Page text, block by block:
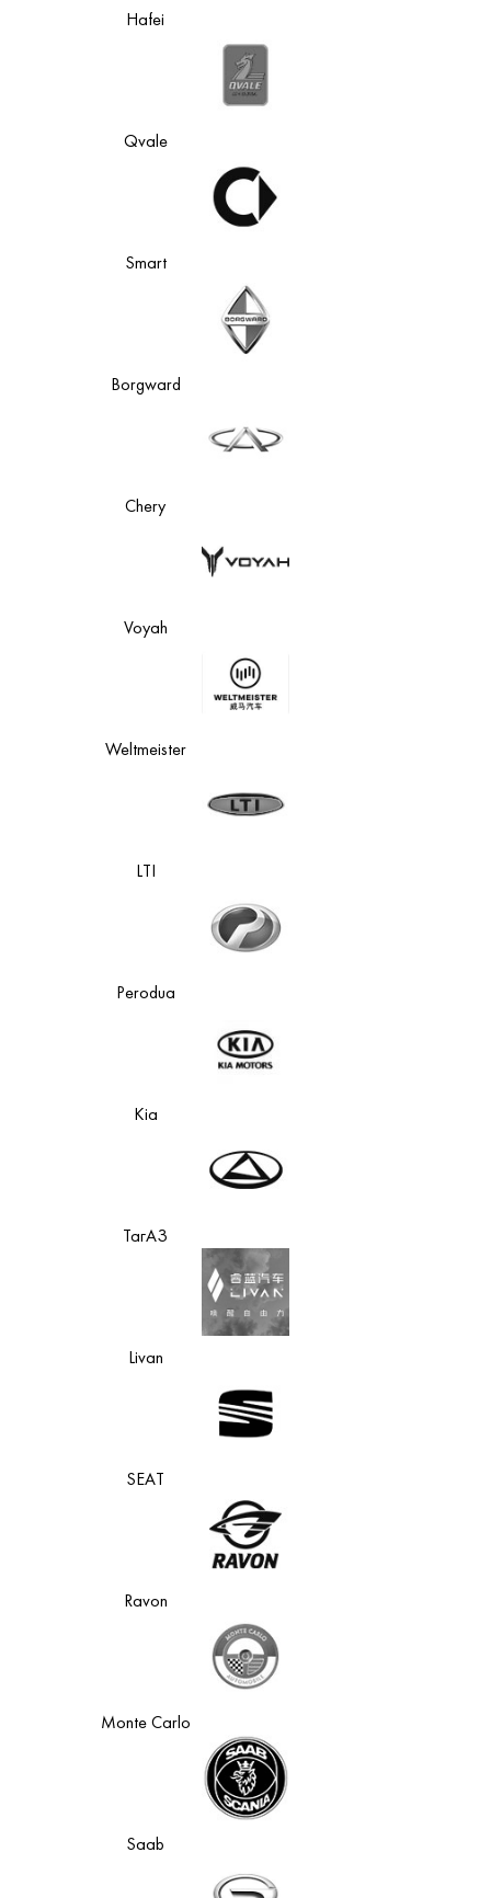
Hafei
Qvale
Smart
Borgward
Chery
Voyah
Weltmeister
LTI
Perodua
Kia
ТагАЗ
Livan
SEAT
Ravon
Monte Carlo
Saab